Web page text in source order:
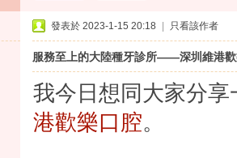
發表於 2023-1-15 20:18 只看該作者
服務至上的大陸種牙診所——深圳維港
我今日想同大家分
港歡樂口腔。